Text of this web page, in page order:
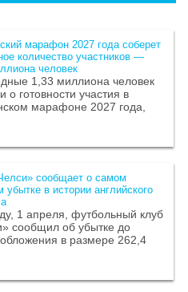
марафон 2027 года соберет
количество участников —
человек
1,33 миллиона человек
о готовности участия в
марафоне 2027 года,
сообщает о самом
убытке в истории английского
1 апреля, футбольный клуб
сообщил об убытке до
в размере 262,4